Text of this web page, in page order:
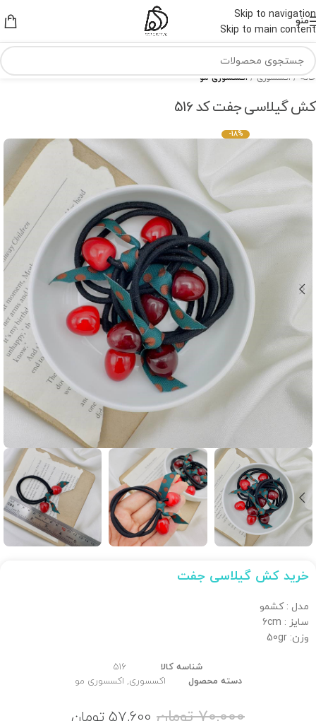
Skip to navigation
Skip to main content
منو
خانه اکسسوری اکسسوری مو
کش گیلاسی جفت کد 516
-18%
خرید کش گیلاسی جفت
مدل : کشمو
سایز : 6cm
وزن: 50gr
شناسه کالا
516
دسته محصول
اکسسوری, اکسسوری مو